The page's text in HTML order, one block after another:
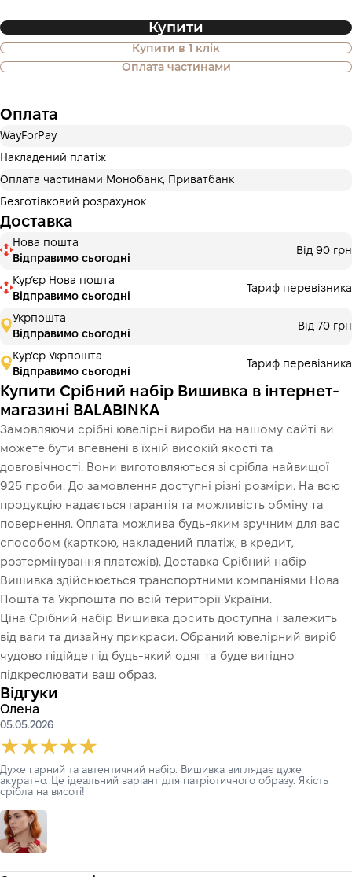
Купити
Купити в 1 клік
Оплата частинами
Також доступна покупка товару в
оплату частинами
Оплату можна розділити на 2 або 3 платежі. Без
додаткових комісій для покупців. Кількість платежів
3 місяці
Оплату можна розділити на 2 або 3 платежі. Без
додаткових комісій для покупців. Кількість платежів
обирається на кроці оплати в корзині.
3 місяціх3 266.67 ₴
Це ще не оформлення кредитного договору. Ви просто
переходите до наступного кроку.
Купити
Оплата
WayForPay
Накладений платіж
Оплата частинами Монобанк, Приватбанк
Безготівковий розрахунок
Доставка
Нова пошта
Відправимо сьогодні
Від 90 грн
Курʼєр Нова пошта
Відправимо сьогодні
Тариф перевізника
Укрпошта
Відправимо сьогодні
Від 70 грн
Кур’єр Укрпошта
Відправимо сьогодні
Тариф перевізника
Купити Срібний набір Вишивка в інтернет-
магазині BALABINKA
Замовляючи срібні ювелірні вироби на нашому сайті ви
можете бути впевнені в їхній високій якості та
довговічності. Вони виготовляються зі срібла найвищої
925 проби. До замовлення доступні різні розміри. На всю
продукцію надається гарантія та можливість обміну та
повернення. Оплата можлива будь-яким зручним для вас
способом (карткою, накладений платіж, в кредит,
розтермінування платежів). Доставка Срібний набір
Вишивка здійснюється транспортними компаніями Нова
Пошта та Укрпошта по всій території України.
Ціна Срібний набір Вишивка досить доступна і залежить
від ваги та дизайну прикраси. Обраний ювелірний виріб
чудово підійде під будь-який одяг та буде вигідно
підкреслювати ваш образ.
Відгуки
Олена
05.05.2026
Дуже гарний та автентичний набір. Вишивка виглядає дуже
акуратно. Це ідеальний варіант для патріотичного образу. Якість
срібла на висоті!